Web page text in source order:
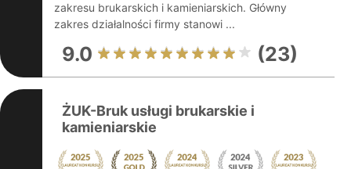
zakresu brukarskich i kamieniarskich. Główny
zakres działalności firmy stanowi ...
9.0 (23)
ŻUK-Bruk usługi brukarskie i
kamieniarskie